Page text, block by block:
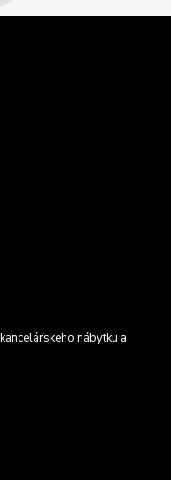
nábytku a